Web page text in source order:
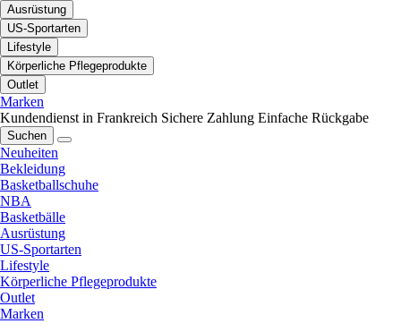
Ausrüstung
US-Sportarten
Lifestyle
Körperliche Pflegeprodukte
Outlet
Marken
Kundendienst in Frankreich Sichere Zahlung Einfache Rückgabe
Suchen
Neuheiten
Bekleidung
Basketballschuhe
NBA
Basketbälle
Ausrüstung
US-Sportarten
Lifestyle
Körperliche Pflegeprodukte
Outlet
Marken